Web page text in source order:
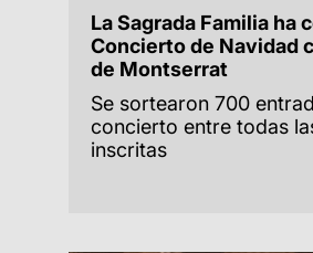
La Sagrada Familia ha
Concierto de Navidad
de Montserrat
Se sortearon 700
concierto entre todas
inscritas